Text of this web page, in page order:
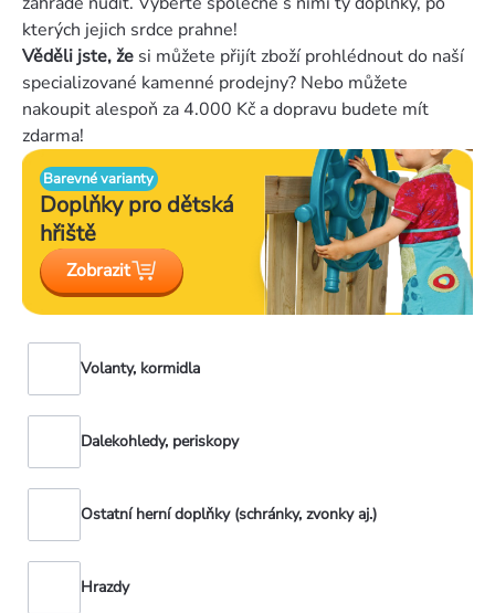
kterých jejich srdce prahne!
Věděli jste, že si můžete přijít zboží prohlédnout do naší
specializované kamenné prodejny? Nebo můžete
nakoupit alespoň za 4.000 Kč a dopravu budete mít
zdarma!
Barevné varianty
Doplňky pro dětská
hřiště
Zobrazit
Volanty, kormidla
Dalekohledy, periskopy
Ostatní herní doplňky (schránky, zvonky aj.)
Hrazdy